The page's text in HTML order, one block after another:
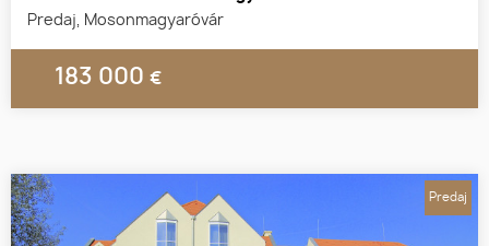
Predaj, Mosonmagyaróvár
183 000 €
Predaj